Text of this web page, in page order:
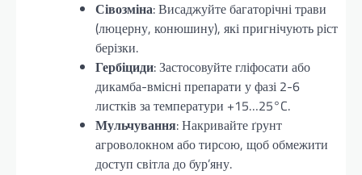
Сівозміна: Висаджуйте багаторічні трави
(люцерну, конюшину), які пригнічують ріст
берізки.
Гербіциди: Застосовуйте гліфосати або
дикамба-вмісні препарати у фазі 2-6
листків за температури +15…25°C.
Мульчування: Накривайте ґрунт
агроволокном або тирсою, щоб обмежити
доступ світла до бур’яну.